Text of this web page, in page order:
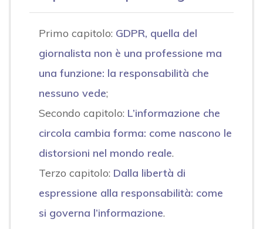
Primo capitolo: GDPR, quella del
giornalista non è una professione ma
una funzione: la responsabilità che
nessuno vede;
Secondo capitolo: L’informazione che
circola cambia forma: come nascono le
distorsioni nel mondo reale.
Terzo capitolo: Dalla libertà di
espressione alla responsabilità: come
si governa l’informazione.